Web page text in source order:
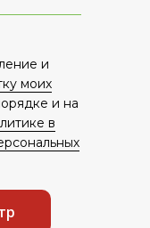
и
моих
и на
в